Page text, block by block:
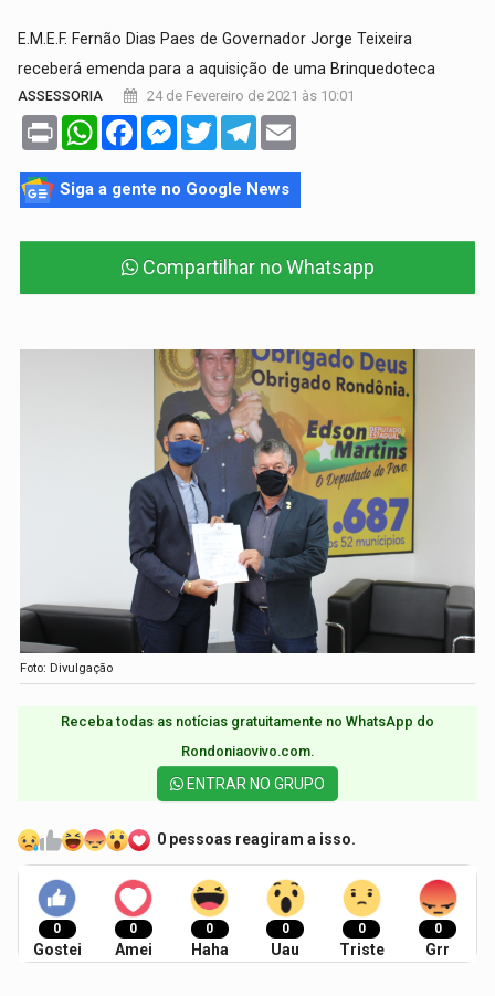
E.M.E.F. Fernão Dias Paes de Governador Jorge Teixeira
receberá emenda para a aquisição de uma Brinquedoteca
ASSESSORIA 24 de Fevereiro de 2021 às 10:01
Print WhatsAppFacebookMessenger
TwitterTelegram
Siga a gente no Google News
Compartilhar no Whatsapp
Foto: Divulgação
Receba todas as notícias gratuitamente no WhatsApp do
Rondoniaovivo.com.​
ENTRAR NO GRUPO
0 pessoas reagiram a isso.
0
Gostei
0
Amei
0
Haha
0
Uau
0
Triste
0
Grr